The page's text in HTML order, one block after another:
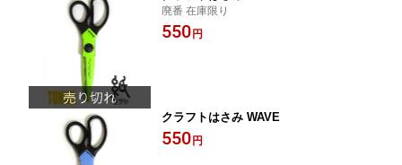
廃番 在庫限り
550 円
クラフトはさみ WAVE
550 円